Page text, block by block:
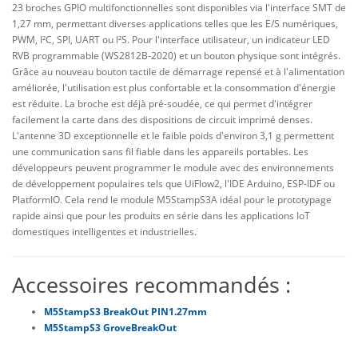
23 broches GPIO multifonctionnelles sont disponibles via l'interface SMT de
1,27 mm, permettant diverses applications telles que les E/S numériques,
PWM, I²C, SPI, UART ou I²S. Pour l'interface utilisateur, un indicateur LED
RVB programmable (WS2812B‑2020) et un bouton physique sont intégrés.
Grâce au nouveau bouton tactile de démarrage repensé et à l'alimentation
améliorée, l'utilisation est plus confortable et la consommation d'énergie
est réduite. La broche est déjà pré-soudée, ce qui permet d'intégrer
facilement la carte dans des dispositions de circuit imprimé denses.
L'antenne 3D exceptionnelle et le faible poids d'environ 3,1 g permettent
une communication sans fil fiable dans les appareils portables. Les
développeurs peuvent programmer le module avec des environnements
de développement populaires tels que UiFlow2, l'IDE Arduino, ESP‑IDF ou
PlatformIO. Cela rend le module M5StampS3A idéal pour le prototypage
rapide ainsi que pour les produits en série dans les applications IoT
domestiques intelligentes et industrielles.
Accessoires recommandés :
M5StampS3 BreakOut PIN1.27mm
M5StampS3 GroveBreakOut